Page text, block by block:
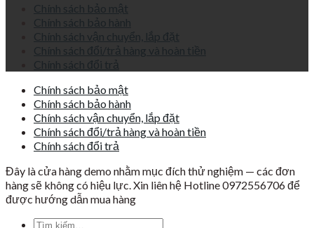
Chính sách bảo mật
Chính sách bảo hành
Chính sách vận chuyển, lắp đặt
Chính sách đổi/trả hàng và hoàn tiền
Chính sách đổi trả
Chính sách bảo mật
Chính sách bảo hành
Chính sách vận chuyển, lắp đặt
Chính sách đổi/trả hàng và hoàn tiền
Chính sách đổi trả
Đây là cửa hàng demo nhằm mục đích thử nghiệm — các đơn
hàng sẽ không có hiệu lực. Xin liên hệ Hotline 0972556706 để
được hướng dẫn mua hàng
Tìm